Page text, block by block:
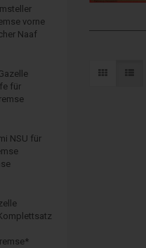
vorne
Naaf
für
NSU für